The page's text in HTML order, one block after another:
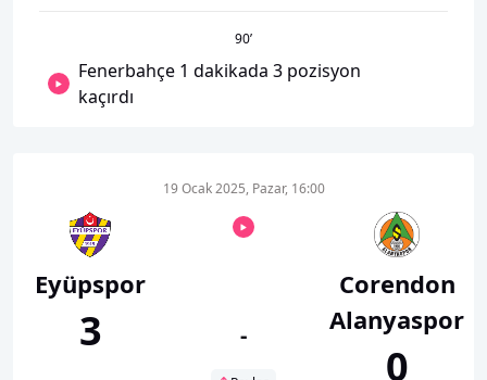
90’
Fenerbahçe 1 dakikada 3 pozisyon
kaçırdı
Eyüpspor
3
19 Ocak 2025, Pazar, 16:00
-
Corendon
Alanyaspor
0